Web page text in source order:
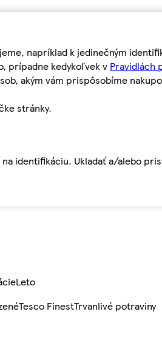
napríklad k jedinečným
prípadne kedykoľvek v Pravidlách
akým vám prispôsobíme
stránky.
identifikáciu. Ukladať a/alebo
Leto
Tesco FinestTrvanlivé potraviny